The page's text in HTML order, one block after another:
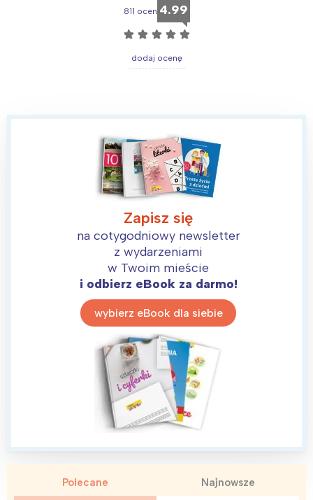
811 ocen 4.99
☆ ☆ ☆ ☆ ☆
dodaj ocenę
Zapisz się
na cotygodniowy newsletter
z wydarzeniami
w Twoim mieście
i odbierz eBook za darmo!
wybierz eBook dla siebie
Polecane Najnowsze